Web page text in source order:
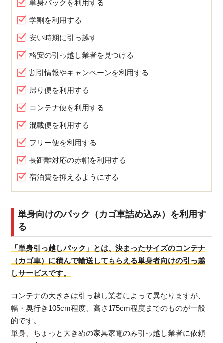
単身パックを利用する
学割を利用する
安い時期に引っ越す
格安の引っ越し業者を見つける
割引情報やキャンペーンを利用する
帰り便を利用する
コンテナ便を利用する
混載便を利用する
フリー便を利用する
長距離対応の赤帽を利用する
宿泊費を抑えるようにする
単身向けのパック（カゴ車詰め込み）を利用す
る
「単身引っ越しパック」とは、決まったサイズのコンテナ
（カゴ車）に積んで輸送してもらえる単身者向けの引っ越
しサービスです。
コンテナの大きさは引っ越し業者によって異なりますが、
幅・奥行き105cm程度、高さ175cm程度までのものが一般
的です。
単身、ちょっと大きめの家具家電のみ引っ越し業者に依頼